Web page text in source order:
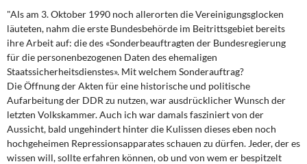
Steuer- und Finanzpolitik
Öffentliche Infrastruktur und Daseinsvorsorge
Eurokrise und Griechenland
DIE LINKE
Weitere Themen
"Als am 3. Oktober 1990 noch allerorten die Vereinigungsglocken
läuteten, nahm die erste Bundesbehörde im Beitrittsgebiet bereits
ihre Arbeit auf: die des «Sonderbeauftragten der Bundesregierung
für die personenbezogenen Daten des ehemaligen
Staatssicherheitsdienstes». Mit welchem Sonderauftrag?
Die Öffnung der Akten für eine historische und politische
Aufarbeitung der DDR zu nutzen, war ausdrücklicher Wunsch der
letzten Volkskammer. Auch ich war damals fasziniert von der
Aussicht, bald ungehindert hinter die Kulissen dieses eben noch
hochgeheimen Repressionsapparates schauen zu dürfen. Jeder, der es
wissen will, sollte erfahren können, ob und von wem er bespitzelt